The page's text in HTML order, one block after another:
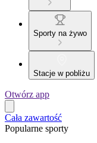
Sporty na żywo
Stacje w pobliżu
Otwórz app
Cała zawartość
Popularne sporty